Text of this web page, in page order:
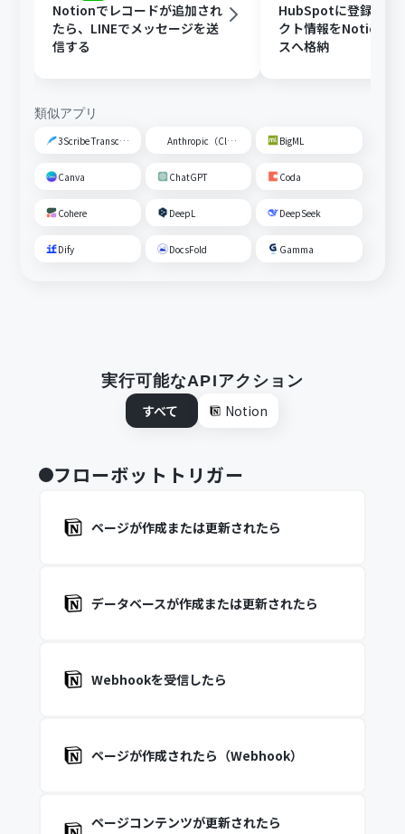
Notionでレコードが追加され
たら、LINEでメッセージを送
信する
HubSpotに登録され
クト情報をNotionデ
スへ格納
類似アプリ
3Scribe Transcription Anthropic（Claude） BigML
Canva ChatGPT Coda
Cohere DeepL DeepSeek
Dify DocsFold Gamma
実行可能なAPIアクション
すべて
Notion
フローボットトリガー
ページが作成または更新されたら
データベースが作成または更新されたら
Webhookを受信したら
ページが作成されたら（Webhook）
ページコンテンツが更新されたら